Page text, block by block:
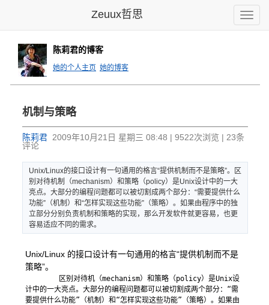
Toggle
Zeuux哲思
陈莉君的博客
她的个人主页 她的博客
机制与策略
陈莉君 2009年10月21日 星期三 08:48 | 9522次浏览 | 23条
评论
Unix/Linux的接口设计有一句通用 的格言“提供机制而不是策略”。
区
别对待机制（mechanism）和策略 （policy）是Unix设计中的一大
亮点。大部分的编程问题都可以被切割成两个部分：“需要提供什么
功能”（机制 ）和“怎样实现这些功能”（策略）。如果由程序中的独
立部分分别 负责机制和策略的实现，那么开发软件就更容易，也更
容易适应不同 的需求。
Unix/Linux 的接口设计有一句通用的格言“提供机制而不是
策略”。
计中的一大亮点。大部分的编程问题都可以被切割成两个部分：“需
要提供什么功能”（机制）和“怎样实现这些功能”（策略）。如果由